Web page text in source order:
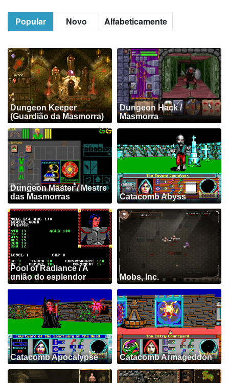
Popular Novo Alfabeticamente
Dungeon Keeper
(Guardião da Masmorra)
Dungeon Hack /
Masmorra
Dungeon Master / Mestre
das Masmorras
Catacomb Abyss
Pool of Radiance / A
união do esplendor
Mobs, Inc.
Catacomb Apocalypse Catacomb Armageddon